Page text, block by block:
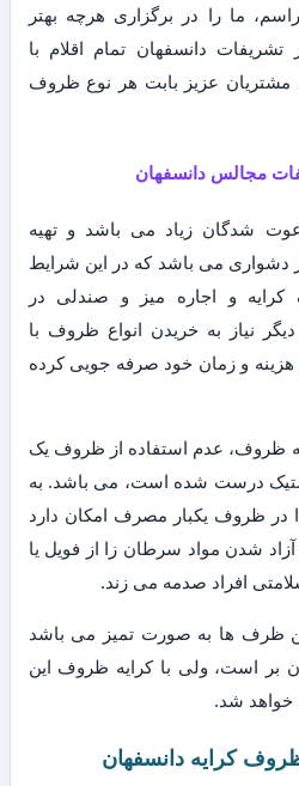
ما را در برگزاری هرچه بهتر
دانسفهان تمام اقلام با
مشتریان عزیز بابت هر نوع ظروف
مجالس دانسفهان
شدگان زیاد می باشد و تهیه
دشواری می باشد که در این شرایط
و اجاره میز و صندلی در
نیاز به خریدن انواع ظروف با
هزینه و زمان خود صرفه جویی کرده
ظروف، عدم استفاده از ظروف یک
درست شده است، می باشد. به
در ظروف یکبار مصرف امکان دارد
شدن مواد سرطان زا از فویل یا
افراد صدمه می زند.
ظرف ها به صورت تمیز می باشد
بر است، ولی با کرایه ظروف این
خواهد شد.
کرایه دانسفهان